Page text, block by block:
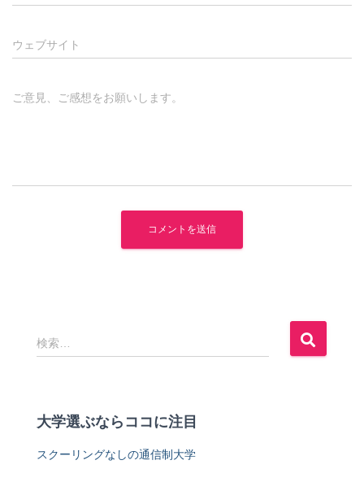
ウェブサイト
ご意見、ご感想をお願いします。
検
索
検索…
大学選ぶならココに注目
スクーリングなしの通信制大学